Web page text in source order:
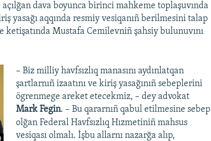
dava boyunca birinci mahkeme toplaşuvında
yasağı aqqında resmiy vesiqanıñ berilmesini talap
ketişatında Mustafa Cemilevniñ şahsiy bulunuvını
– Biz milliy havfsızlıq manasını aydınlatqan
şartlarnıñ izaatını ve kiriş yasağınıñ sebeplerini
ögrenmege areket etecekmiz, – dey advokat
Mark Fegin. – Bu qararnıñ qabul etilmesine sebep
olğan Federal Havfsızlıq Hızmetiniñ mahsus
vesiqası olmalı. İşbu allarnı nazarğa alıp,